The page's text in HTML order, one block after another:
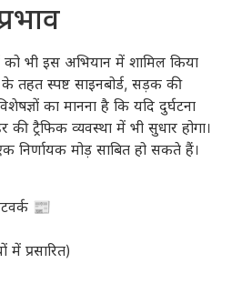
भी इस अभियान में शामिल किया
तहत स्पष्ट साइनबोर्ड, सड़क की
का मानना है कि यदि दुर्घटना
ट्रैफिक व्यवस्था में भी सुधार होगा।
निर्णायक मोड़ साबित हो सकते हैं।
📰
प्रसारित)